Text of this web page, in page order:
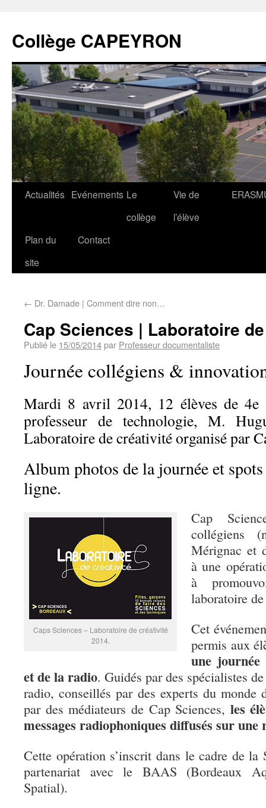
Collège CAPEYRON
Actualités Evénements Le
collège
Vie de
l’élève
Plan du
site
Contact
← Dr. Damade | Comment dire non…
Cap Sciences | Laboratoire
Publié le 15/05/2014par Professeur documentaliste
Journée collégiens &
Mardi 8 avril 2014, 12 élèves de 4e
professeur de technologie, M.
Laboratoire de créativité organisé par
Album photos de la journée et
ligne.
Caps Sciences – Laboratoire de créativité
2014.
Cap
collégiens
Mérignac et
à une
à
laboratoire
Cet
permis aux
une journée
et de la radio. Guidés par des spécialistes
radio, conseillés par des experts du monde
par des médiateurs de Cap Sciences, les
messages radiophoniques diffusés sur une
Cette opération s’inscrit dans le cadre de la
partenariat avec le BAAS (Bordeaux
Spatial).